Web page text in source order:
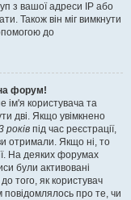
з вашої адреси IP або
Також він міг вимкнути
до
форум!
ім'я користувача та
дві. Якщо увімкнено
років під час реєстрації,
отримали. Якщо ні, то
На деяких форумах
були активовані
того, як користувач
повідомлялось про те, чи